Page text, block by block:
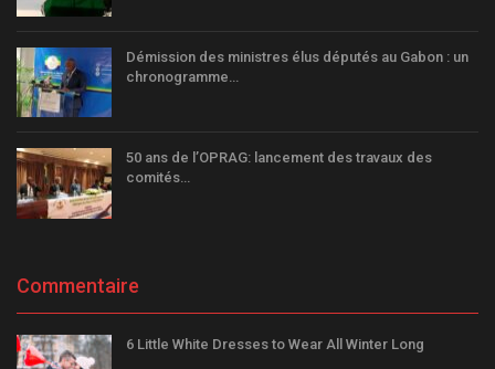
Démission des ministres élus députés au Gabon : un
chronogramme…
50 ans de l’OPRAG: lancement des travaux des
comités…
Commentaire
6 Little White Dresses to Wear All Winter Long